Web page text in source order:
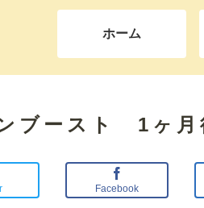
ホーム
ブースト 1ヶ月
Facebook